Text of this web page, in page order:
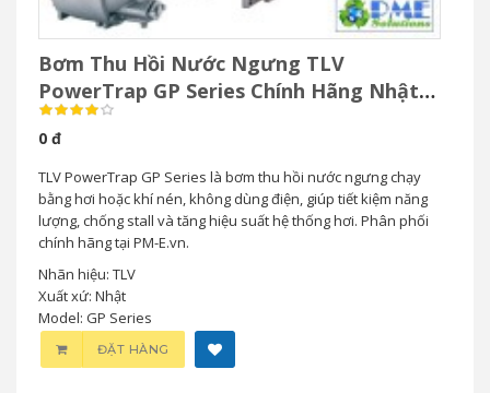
Bơm Thu Hồi Nước Ngưng TLV
PowerTrap GP Series Chính Hãng Nhật
Bản
0 đ
TLV PowerTrap GP Series là bơm thu hồi nước ngưng chạy
bằng hơi hoặc khí nén, không dùng điện, giúp tiết kiệm năng
lượng, chống stall và tăng hiệu suất hệ thống hơi. Phân phối
chính hãng tại PM-E.vn.
Nhãn hiệu: TLV
Xuất xứ: Nhật
Model: GP Series
ĐẶT HÀNG